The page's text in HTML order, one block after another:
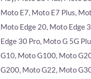
Moto E7, Moto E7 Plus,
Moto Edge 20, Moto Edge
Edge 30 Pro, Moto G 5G
G10, Moto G100, Moto
G200, Moto G22, Moto